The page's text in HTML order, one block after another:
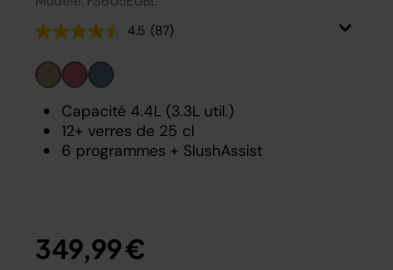
4.5 (87)
Capacité 4.4L (3.3L util.)
12+ verres de 25 cl
6 programmes + SlushAssist
349,99 €